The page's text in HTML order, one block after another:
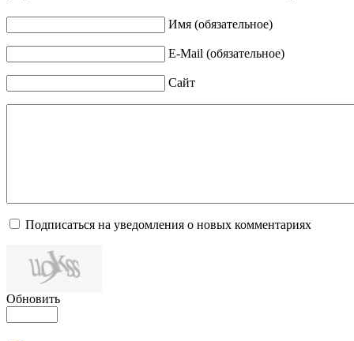
Имя (обязательное)
E-Mail (обязательное)
Сайт
Подписаться на уведомления о новых комментариях
Обновить